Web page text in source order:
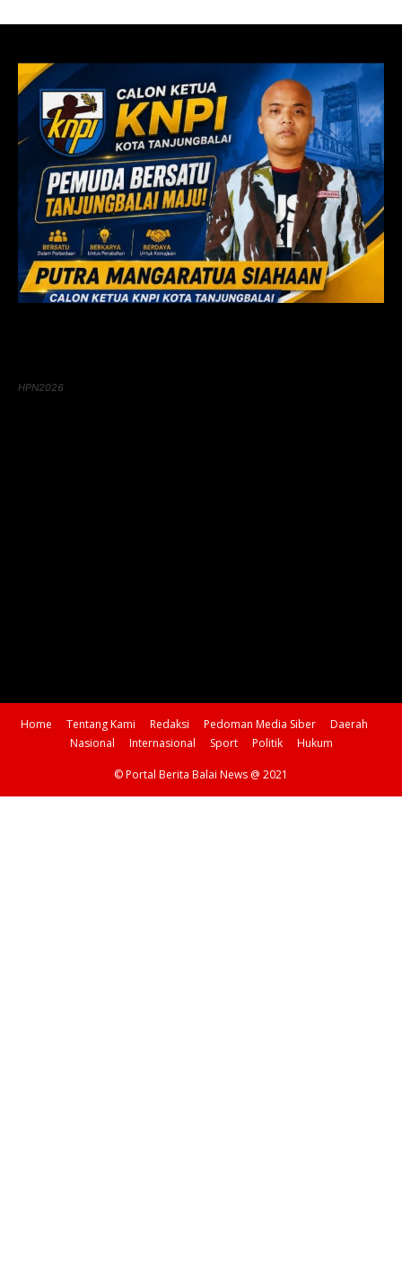
HPN2026
Home Tentang Kami Redaksi Pedoman Media Siber
Daerah
Nasional
Internasional Sport Politik Hukum
© Portal Berita Balai News @ 2021